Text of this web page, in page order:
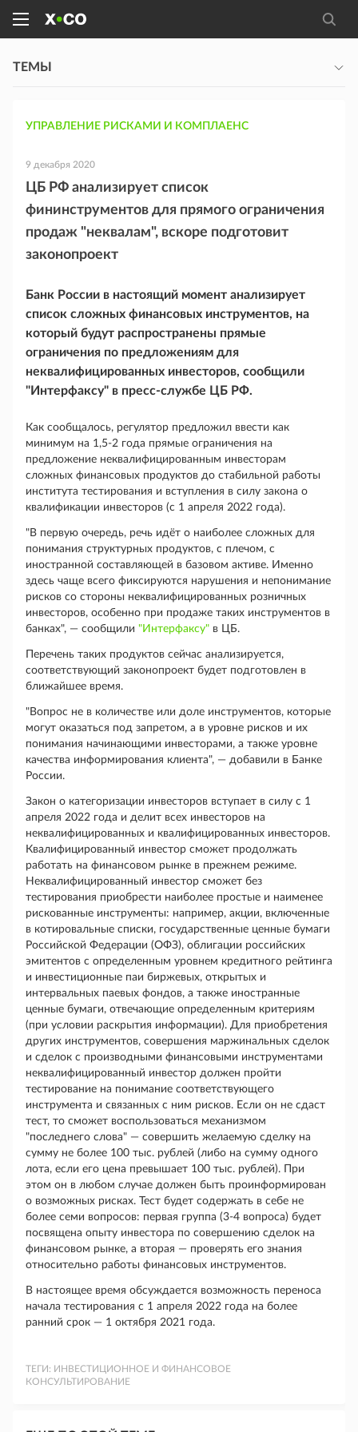
ТЕМЫ
УПРАВЛЕНИЕ РИСКАМИ И КОМПЛАЕНС
9 декабря 2020
ЦБ РФ анализирует список
фининструментов для прямого ограничения
продаж "неквалам", вскоре подготовит
законопроект
Банк России в настоящий момент анализирует
список сложных финансовых инструментов, на
который будут распространены прямые
ограничения по предложениям для
неквалифицированных инвесторов, сообщили
"Интерфаксу" в пресс-службе ЦБ РФ.
Как сообщалось, регулятор предложил ввести как
минимум на 1,5-2 года прямые ограничения на
предложение неквалифицированным инвесторам
сложных финансовых продуктов до стабильной работы
института тестирования и вступления в силу закона о
квалификации инвесторов (с 1 апреля 2022 года).
"В первую очередь, речь идёт о наиболее сложных для
понимания структурных продуктов, с плечом, с
иностранной составляющей в базовом активе. Именно
здесь чаще всего фиксируются нарушения и непонимание
рисков со стороны неквалифицированных розничных
инвесторов, особенно при продаже таких инструментов в
банках", — сообщили "Интерфаксу" в ЦБ.
Перечень таких продуктов сейчас анализируется,
соответствующий законопроект будет подготовлен в
ближайшее время.
"Вопрос не в количестве или доле инструментов, которые
могут оказаться под запретом, а в уровне рисков и их
понимания начинающими инвесторами, а также уровне
качества информирования клиента", — добавили в Банке
России.
Закон о категоризации инвесторов вступает в силу с 1
апреля 2022 года и делит всех инвесторов на
неквалифицированных и квалифицированных инвесторов.
Квалифицированный инвестор сможет продолжать
работать на финансовом рынке в прежнем режиме.
Неквалифицированный инвестор сможет без
тестирования приобрести наиболее простые и наименее
рискованные инструменты: например, акции, включенные
в котировальные списки, государственные ценные бумаги
Российской Федерации (ОФЗ), облигации российских
эмитентов с определенным уровнем кредитного рейтинга
и инвестиционные паи биржевых, открытых и
интервальных паевых фондов, а также иностранные
ценные бумаги, отвечающие определенным критериям
(при условии раскрытия информации). Для приобретения
других инструментов, совершения маржинальных сделок
и сделок с производными финансовыми инструментами
неквалифицированный инвестор должен пройти
тестирование на понимание соответствующего
инструмента и связанных с ним рисков. Если он не сдаст
тест, то сможет воспользоваться механизмом
"последнего слова" — совершить желаемую сделку на
сумму не более 100 тыс. рублей (либо на сумму одного
лота, если его цена превышает 100 тыс. рублей). При
этом он в любом случае должен быть проинформирован
о возможных рисках. Тест будет содержать в себе не
более семи вопросов: первая группа (3-4 вопроса) будет
посвящена опыту инвестора по совершению сделок на
финансовом рынке, а вторая — проверять его знания
относительно работы финансовых инструментов.
В настоящее время обсуждается возможность переноса
начала тестирования с 1 апреля 2022 года на более
ранний срок — 1 октября 2021 года.
ТЕГИ: ИНВЕСТИЦИОННОЕ И ФИНАНСОВОЕ
КОНСУЛЬТИРОВАНИЕ